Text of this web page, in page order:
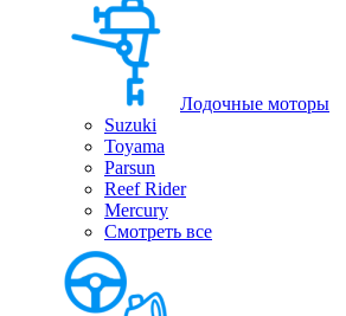
Лодочные моторы
Suzuki
Toyama
Parsun
Reef Rider
Mercury
Смотреть все